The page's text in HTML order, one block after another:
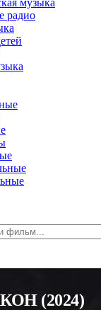
музыка
радио
(2024)